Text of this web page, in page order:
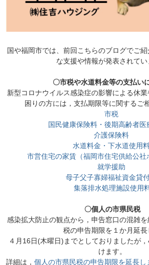
国や福岡市では、前回こちらのブログでご
な支援や情報が発表されてい
〇市税や水道料金等の支払い
新型コロナウイルス感染症の影響による休
困りの方には，支払期限等に関するご
市税
国民健康保険料・後期高齢者医
介護保険料
水道料金・下水道使用
市営住宅の家賃（福岡市住宅供給公社
就学援助
母子父子寡婦福祉資金貸
集落排水処理施設使用
〇個人の市県民税
感染拡大防止の観点から，申告窓口の混雑
税の申告期限を１か月延長
４月16日(木曜日)までとしておりましたが
けます。
詳細は， 個人の市県民税の申告期限を延長し